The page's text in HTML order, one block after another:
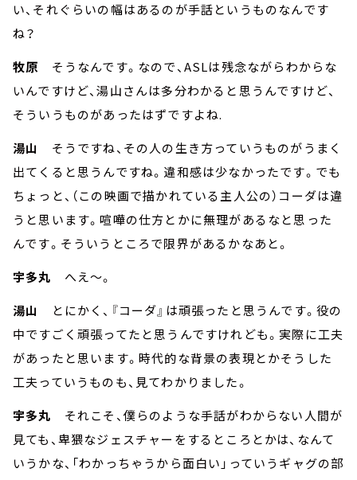
い、それぐらいの幅はあるのが手話というものなんです
ね？
牧原 そうなんです。なので、ASLは残念ながらわからな
いんですけど、湯山さんは多分わかると思うんですけど、
そういうものがあったはずですよね.
湯山
そうですね、その人の生き方っていうものがうまく
出てくると思うんですね。違和感は少なかったです。でも
ちょっと、（この映画で描かれている主人公の）コーダは違
うと思います。喧嘩の仕方とかに無理があるなと思った
んです。そういうところで限界があるかなあと。
宇多丸 へえ～。
湯山
とにかく、『コーダ』は頑張ったと思うんです。役の
中ですごく頑張ってたと思うんですけれども。実際に工夫
があったと思います。時代的な背景の表現とかそうした
工夫っていうものも、見てわかりました。
宇多丸 それこそ、僕らのような手話がわからない人間が
見ても、卑猥なジェスチャーをするところとかは、なんて
いうかな、「わかっちゃうから面白い」っていうギャグの部